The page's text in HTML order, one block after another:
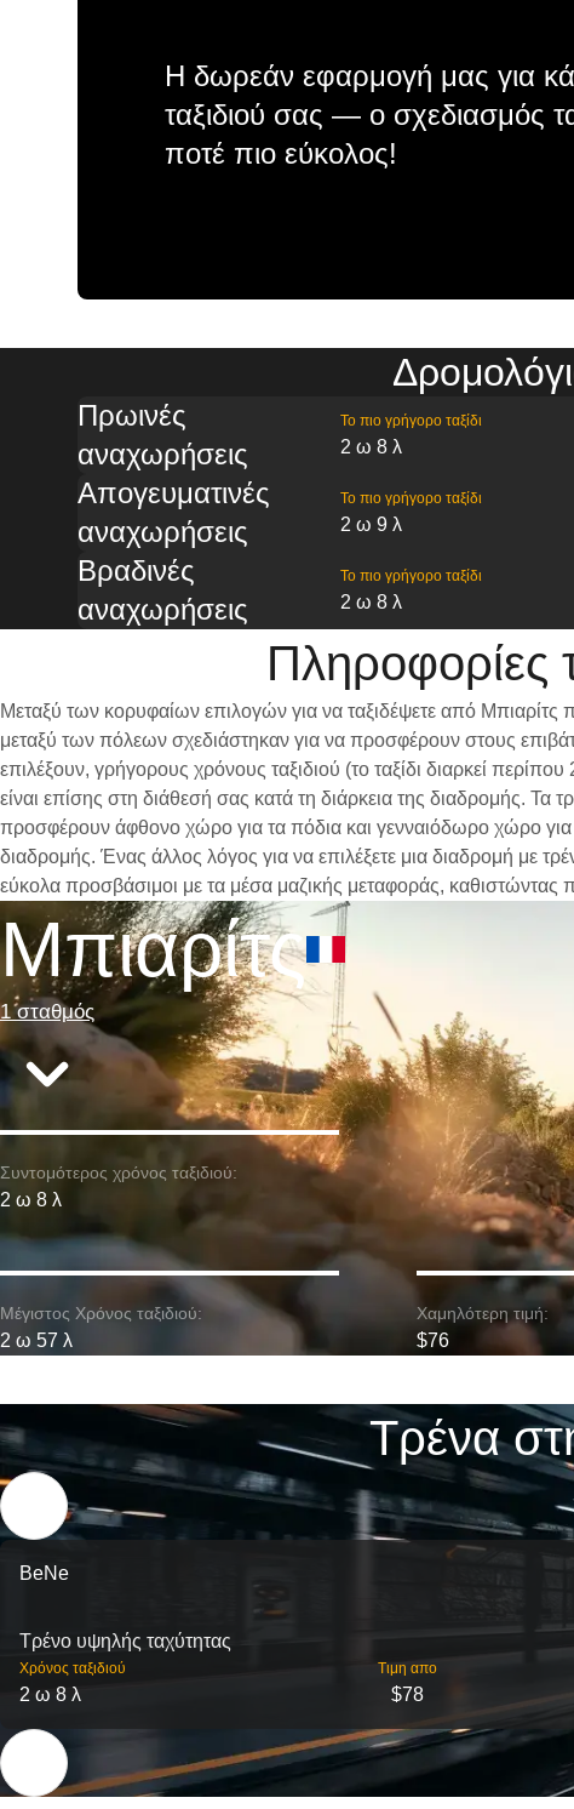
Η δωρεάν εφαρμογή μας για
ταξιδιού σας — ο σχεδιασμός
ποτέ πιο εύκολος!
Πρωινές
αναχωρήσεις
Το πιο γρήγορο ταξίδι
2 ω 8 λ
Απογευματινές
αναχωρήσεις
Το πιο γρήγορο ταξίδι
2 ω 9 λ
Βραδινές
αναχωρήσεις
Το πιο γρήγορο ταξίδι
2 ω 8 λ
Μεταξύ των κορυφαίων επιλογών για να ταξιδέψετε από
μεταξύ των πόλεων σχεδιάστηκαν για να προσφέρουν στους
επιλέξουν, γρήγορους χρόνους ταξιδιού (το ταξίδι διαρκεί
είναι επίσης στη διάθεσή σας κατά τη διάρκεια της διαδρομής.
προσφέρουν άφθονο χώρο για τα πόδια και γενναιόδωρο χώρο για
διαδρομής. Ένας άλλος λόγος για να επιλέξετε μια διαδρομή με
εύκολα προσβάσιμοι με τα μέσα μαζικής μεταφοράς, καθιστώντας
Μπιαρίτς
1 σταθμός
Συντομότερος χρόνος ταξιδιού:
2 ω 8 λ
Μέγιστος Χρόνος ταξιδιού:
2 ω 57 λ
Χαμηλότερη τιμή:
$76
Τρένα
BeNe
Τρένο υψηλής ταχύτητας
Χρόνος ταξιδιού
2 ω 8 λ
Τιμη απο
$78